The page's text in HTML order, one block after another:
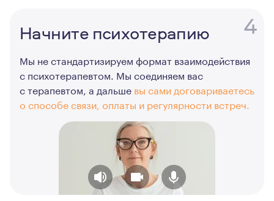
4
Начните психотерапию
Мы не стандартизируем формат взаимодействия
с психотерапевтом. Мы соединяем вас
с терапевтом, а дальше вы сами договариваетесь
о способе связи, оплаты и регулярности встреч.